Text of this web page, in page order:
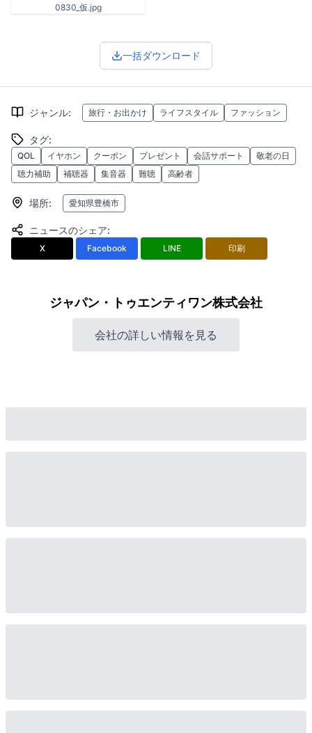
0830_仮.jpg
一括ダウンロード
ジャンル: 旅行・お出かけ ライフスタイル ファッション
タグ:
QOL イヤホン クーポン プレゼント 会話サポート
敬老の日
聴力補助
補聴器 集音器 難聴 高齢者
場所: 愛知県豊橋市
ニュースのシェア:
X Facebook LINE 印刷
ジャパン・トゥエンティワン株式会社
会社の詳しい情報を見る